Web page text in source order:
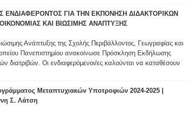
ΕΝΔΙΑΦΕΡΟΝΤΟΣ ΓΙΑ ΤΗΝ ΕΚΠΟΝΗΣΗ ΔΙΔΑΚΤΟΡΙΚΩΝ
ΚΑΙ ΒΙΩΣΙΜΗΣ ΑΝΑΠΤΥΞΗΣ
Ανάπτυξης της Σχολής Περιβάλλοντος, Γεωγραφίας και
Πανεπιστημίου ανακοίνωσε Πρόσκληση Εκδήλωσης
διατριβών. Οι ενδιαφερόμενοι/ες καλούνται να καταθέσουν
Μεταπτυχιακών Υποτροφιών 2024-2025 |
Σ. Λάτση